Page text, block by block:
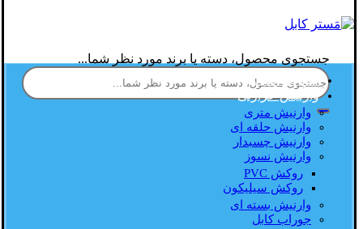
جستجوی محصول، دسته یا برند مورد نظر شما...
صفحه اصلی
وارنیش حرارتی
وارنیش متری
وارنیش حلقه ای
وارنیش چسبدار
وارنیش نسوز
روکش PVC
روکش سیلیکون
وارنیش بسته ای
جوراب کابل